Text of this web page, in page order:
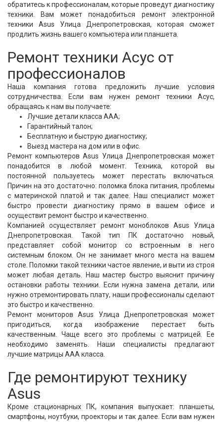
обратитесь к профессионалам, которые проведут диагностику
техники. Вам может понадобиться ремонт электронной
техники Asus Улица Днепропетровская, которая сможет
продлить жизнь вашего компьютера или планшета.
Ремонт техники Асус от
профессионалов
Наша компания готова предложить лучшие условия
сотрудничества. Если вам нужен ремонт техники Асус,
обращаясь к нам вы получаете:
Лучшие детали класса ААА;
Гарантийный талон;
Бесплатную и быструю диагностику;
Выезд мастера на дом или в офис.
Ремонт компьютеров Asus Улица Днепропетровская может
понадобится в любой момент. Техника, которой вы
постоянной пользуетесь может перестать включаться.
Причин на это достаточно: поломка блока питания, проблемы
с материнской платой и так далее. Наш специалист может
быстро провести диагностику прямо в вашем офисе и
осуществит ремонт быстро и качественно.
Компанией осуществляет ремонт моноблоков Asus Улица
Днепропетровская. Такой тип ПК достаточно новый,
представляет собой монитор со встроенным в него
системным блоком. Он не занимает много места на вашем
столе. Поломки такой техники частое явление, и выти из строя
может любая деталь. Наш мастер быстро выяснит причину
остановки работы техники. Если нужна замена детали, или
нужно отремонтировать плату, наши профессионалы сделают
это быстро и качественно.
Ремонт мониторов Asus Улица Днепропетровская может
пригодиться, когда изображение перестает быть
качественным. Чаще всего это проблемы с матрицей. Ее
необходимо заменять. Наши специалисты предлагают
лучшие матрицы ААА класса.
Где ремонтируют технику
Asus
Кроме стационарных ПК, компания выпускает: планшеты,
смартфоны, ноутбуки, проекторы и так далее. Если вам нужен